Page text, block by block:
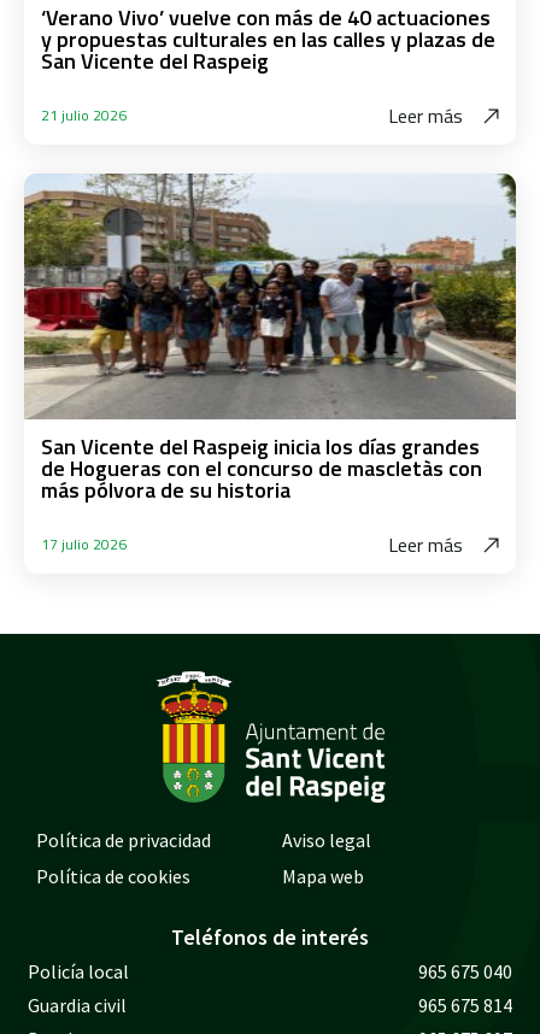
‘Verano Vivo’ vuelve con más de 40 actuaciones
y propuestas culturales en las calles y plazas de
San Vicente del Raspeig
21 julio 2026 Leer más
San Vicente del Raspeig inicia los días grandes
de Hogueras con el concurso de mascletàs con
más pólvora de su historia
17 julio 2026 Leer más
Política de privacidad
Aviso legal
Política de cookies
Mapa web
Teléfonos de interés
Policía local
965 675 040
Guardia civil
965 675 814